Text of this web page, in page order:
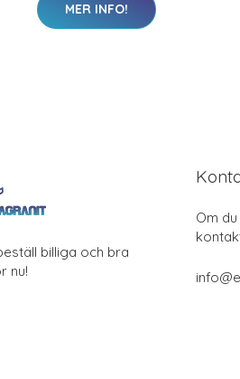
MER INFO!
billiga och bra
nu!
Om